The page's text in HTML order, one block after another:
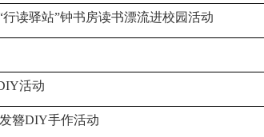
读驿站”钟书房读书漂流进校园活动
活动
簪DIY手作活动